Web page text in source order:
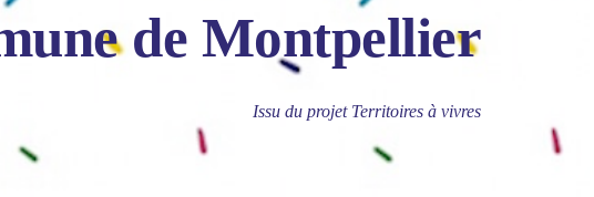
de Montpellier
Issu du projet Territoires à vivres